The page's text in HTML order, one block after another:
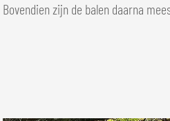
Bovendien zijn de balen daarna